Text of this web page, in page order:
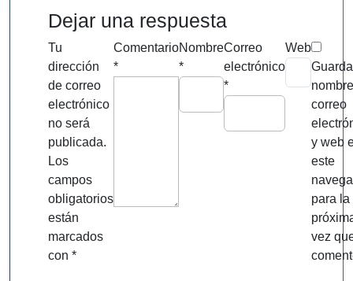
Dejar una respuesta
Tu
dirección
de correo
electrónico
no será
publicada.
Los
campos
obligatorios
están
marcados
con *
Comentario
*
Nombre
*
Correo
electrónico
*
Web
correo
y web
este
para la
vez